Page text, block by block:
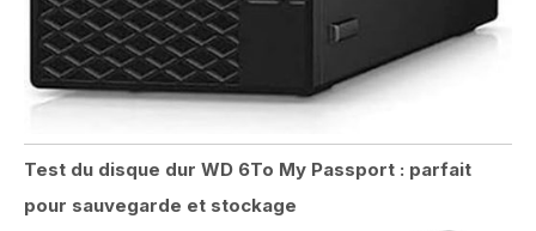
Test du disque dur WD 6To My Passport : parfait
pour sauvegarde et stockage